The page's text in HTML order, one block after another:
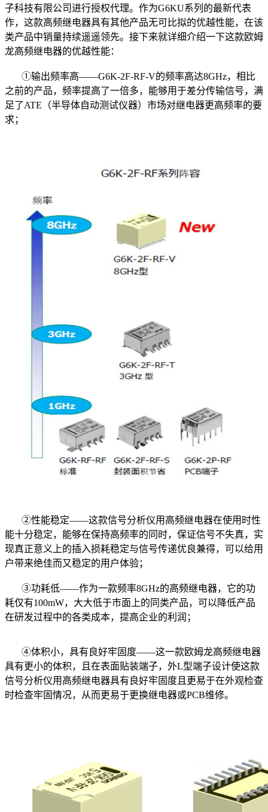
子科技有限公司进行授权代理。作为G6KU系列的最新代表
作，这款高频继电器具有其他产品无可比拟的优越性能，在该
类产品中销量持续遥遥领先。接下来就详细介绍一下这款欧姆
龙高频继电器的优越性能：
①输出频率高——G6K-2F-RF-V的频率高达8GHz，相比
之前的产品，频率提高了一倍多，能够用于差分传输信号，满
足了ATE（半导体自动测试仪器）市场对继电器更高频率的要
求；
②性能稳定——这款信号分析仪用高频继电器在使用时性
能十分稳定，能够在保持高频率的同时，保证信号不失真，实
现真正意义上的插入损耗稳定与信号传递优良兼得，可以给用
户带来绝佳而又稳定的用户体验；
③功耗低——作为一款频率8GHz的高频继电器，它的功
耗仅有100mW，大大低于市面上的同类产品，可以降低产品
在研发过程中的各类成本，提高企业的利润；
④体积小，具有良好牢固度——这一款欧姆龙高频继电器
具有更小的体积，且在表面贴装端子，外L型端子设计使这款
信号分析仪用高频继电器具有良好牢固度且更易于在外观检查
时检查牢固情况，从而更易于更换继电器或PCB维修。